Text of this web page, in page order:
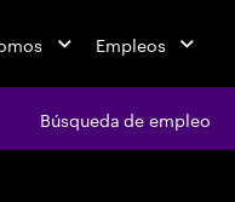
Empleos
Búsqueda de empleo